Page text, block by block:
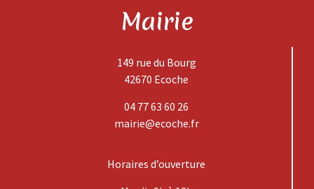
Mairie
149 rue du Bourg
42670 Ecoche
04 77 63 60 26
mairie@ecoche.fr
Horaires d’ouverture